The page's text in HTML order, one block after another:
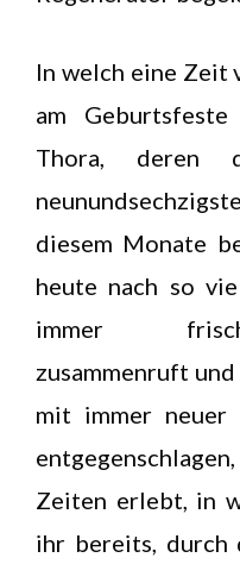
In welch eine Zeit
am
Thora, deren
diesem Monate
heute nach so
immer
zusammenruft
mit immer neuer
Zeiten erlebt, in
ihr bereits,